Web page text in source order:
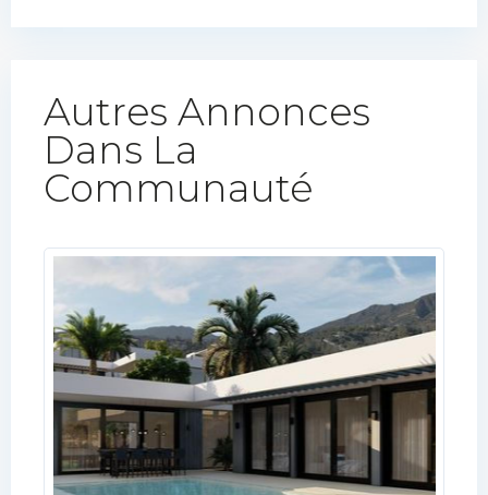
Autres Annonces
Dans La
Communauté​